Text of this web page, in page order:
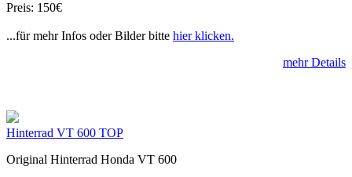
Preis: 150€
...für mehr Infos oder Bilder bitte hier klicken.
mehr Details
Hinterrad VT 600 TOP
Original Hinterrad Honda VT 600